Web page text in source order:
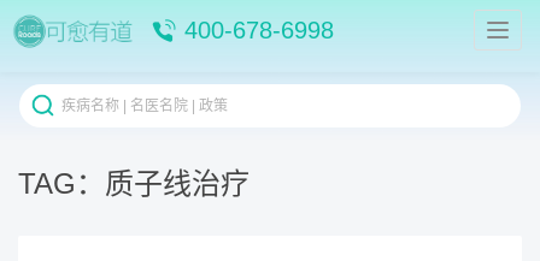
400-678-6998
TAG：质子线治疗